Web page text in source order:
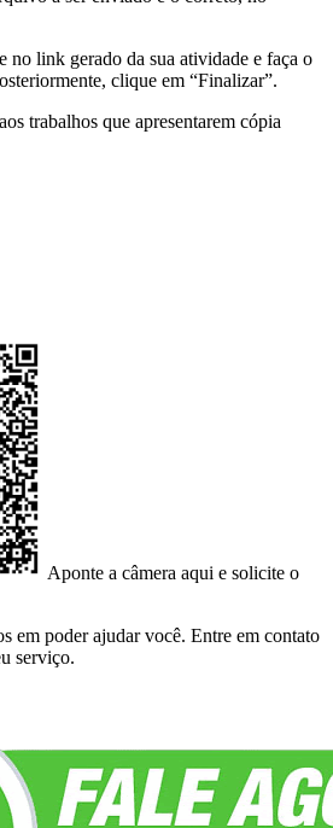
no link gerado da sua atividade e faça o
clique em “Finalizar”.
trabalhos que apresentarem cópia
Aponte a câmera aqui e solicite o
em poder ajudar você. Entre em contato
serviço.